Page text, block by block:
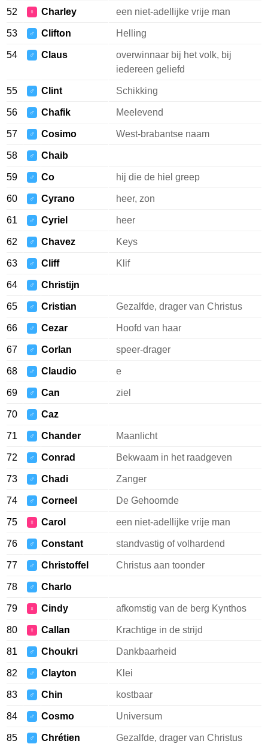
52 ♀ Charley een niet-adellijke vrije man
53 ♂ Clifton Helling
54 ♂ Claus
overwinnaar bij het volk, bij
iedereen geliefd
55 ♂ Clint Schikking
56 ♂ Chafik Meelevend
57 ♂ Cosimo West-brabantse naam
58 ♂ Chaib
59 ♂ Co hij die de hiel greep
60 ♂ Cyrano heer, zon
61 ♂ Cyriel heer
62 ♂ Chavez Keys
63 ♂ Cliff Klif
64 ♂ Christijn
65 ♂ Cristian Gezalfde, drager van Christus
66 ♂ Cezar Hoofd van haar
67 ♂ Corlan speer-drager
68 ♂ Claudio e
69 ♂ Can ziel
70 ♂ Caz
71 ♂ Chander Maanlicht
72 ♂ Conrad Bekwaam in het raadgeven
73 ♂ Chadi Zanger
74 ♂ Corneel De Gehoornde
75 ♀ Carol een niet-adellijke vrije man
76 ♂ Constant standvastig of volhardend
77 ♂ Christoffel Christus aan toonder
78 ♂ Charlo
79 ♀ Cindy afkomstig van de berg Kynthos
80 ♀ Callan Krachtige in de strijd
81 ♂ Choukri Dankbaarheid
82 ♂ Clayton Klei
83 ♂ Chin kostbaar
84 ♂ Cosmo Universum
85 ♂ Chrétien Gezalfde, drager van Christus